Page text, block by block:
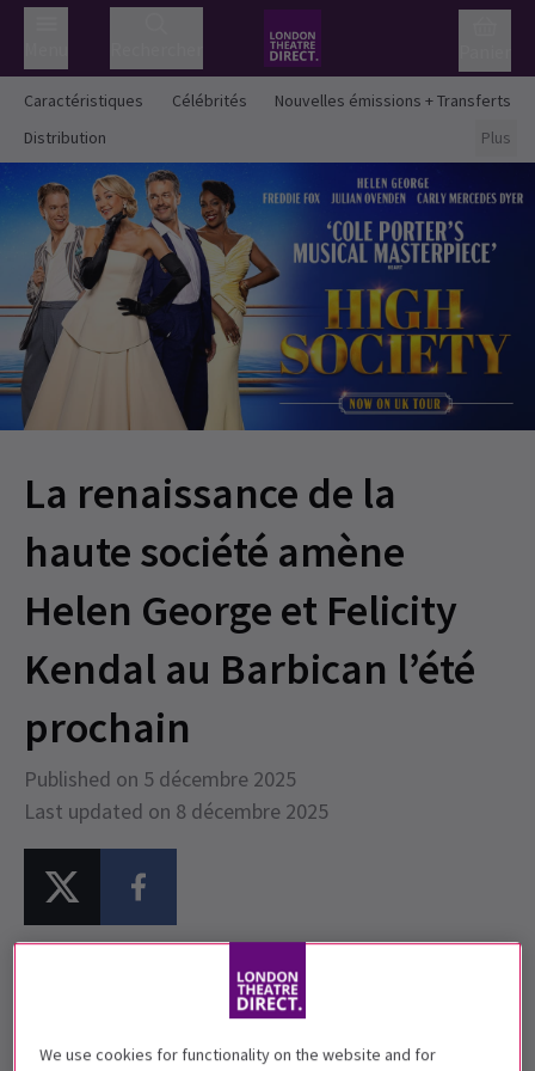
Caractéristiques Célébrités
Nouvelles émissions + Transferts
Distribution
Plus
La renaissance de la
haute société amène
Helen George et Felicity
Kendal au Barbican l’été
prochain
Published on 5 décembre 2025
Last updated on 8 décembre 2025
La reprise de la haute société met en vedette
Felicity Kendal
au 11 juillet 2026.
We use cookies for functionality on the website and for